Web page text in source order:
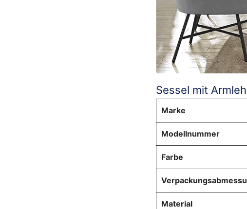
Sessel mit
Marke
Modellnummer
Farbe
Material